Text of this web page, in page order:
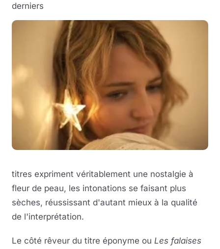
derniers
titres expriment véritablement une nostalgie à
fleur de peau, les intonations se faisant plus
sèches, réussissant d'autant mieux à la qualité
de l'interprétation.
Le côté rêveur du titre éponyme ou Les falaises